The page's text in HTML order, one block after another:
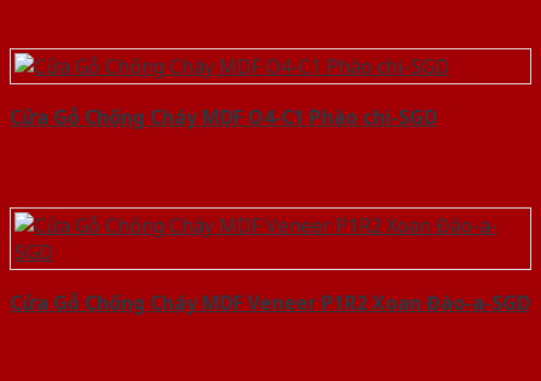
Cửa Gỗ Chống Cháy MDF O4-C1 Phào chi-SGD
Cửa Gỗ Chống Cháy MDF Veneer P1R2 Xoan Đào-a-SGD